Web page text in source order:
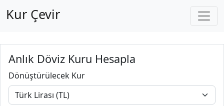
Kur Çevir
Anlık Döviz Kuru Hesapla
Dönüştürülecek Kur